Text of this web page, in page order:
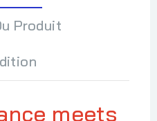
Produit
meets